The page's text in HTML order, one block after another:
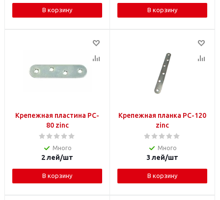
В корзину В корзину
Крепежная пластина PC-
80 zinc
Много
2лей/шт
В корзину
Крепежная планка PC-120
zinc
Много
3 лей/шт
В корзину